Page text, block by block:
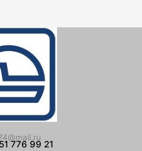
776 99 21